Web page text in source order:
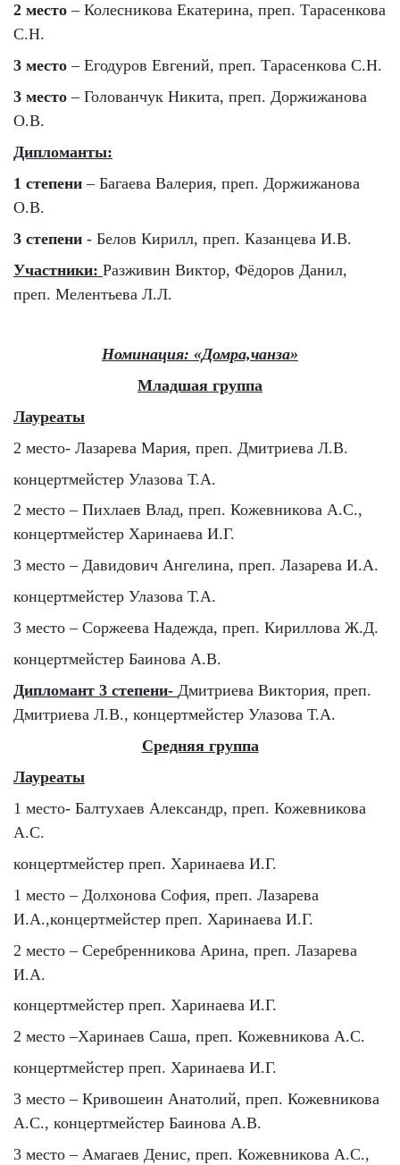
2 место – Колесникова Екатерина, преп. Тарасенкова
С.Н.
3 место – Егодуров Евгений, преп. Тарасенкова С.Н.
3 место – Голованчук Никита, преп. Доржижанова
О.В.
Дипломанты:
1 степени – Багаева Валерия, преп. Доржижанова
О.В.
3 степени - Белов Кирилл, преп. Казанцева И.В.
Участники: Разживин Виктор, Фёдоров Данил,
преп. Мелентьева Л.Л.
Номинация: «Домра,чанза»
Младшая группа
Лауреаты
2 место- Лазарева Мария, преп. Дмитриева Л.В.
концертмейстер Улазова Т.А.
2 место – Пихлаев Влад, преп. Кожевникова А.С.,
концертмейстер Харинаева И.Г.
3 место – Давидович Ангелина, преп. Лазарева И.А.
концертмейстер Улазова Т.А.
3 место – Соржеева Надежда, преп. Кириллова Ж.Д.
концертмейстер Баинова А.В.
Дипломант 3 степени- Дмитриева Виктория, преп.
Дмитриева Л.В., концертмейстер Улазова Т.А.
Средняя группа
Лауреаты
1 место- Балтухаев Александр, преп. Кожевникова
А.С.
концертмейстер преп. Харинаева И.Г.
1 место – Долхонова София, преп. Лазарева
И.А.,концертмейстер преп. Харинаева И.Г.
2 место – Серебренникова Арина, преп. Лазарева
И.А.
концертмейстер преп. Харинаева И.Г.
2 место –Харинаев Саша, преп. Кожевникова А.С.
концертмейстер преп. Харинаева И.Г.
3 место – Кривошеин Анатолий, преп. Кожевникова
А.С., концертмейстер Баинова А.В.
3 место – Амагаев Денис, преп. Кожевникова А.С.,